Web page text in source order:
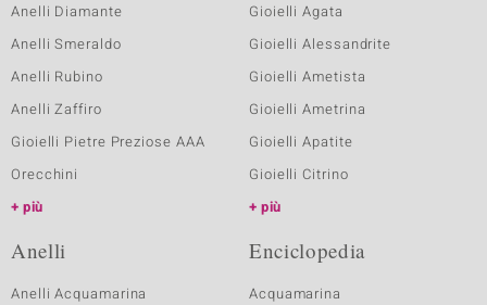
Anelli Diamante
Anelli Smeraldo
Anelli Rubino
Anelli Zaffiro
Gioielli Pietre Preziose AAA
Orecchini
più
Gioielli Agata
Gioielli Alessandrite
Gioielli Ametista
Gioielli Ametrina
Gioielli Apatite
Gioielli Citrino
più
Anelli
Anelli Acquamarina
Enciclopedia
Acquamarina